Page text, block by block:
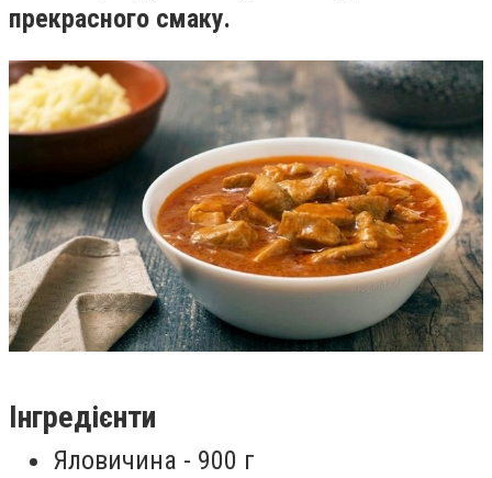
прекрасного смаку.
Інгредієнти
Яловичина - 900 г